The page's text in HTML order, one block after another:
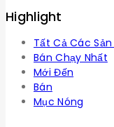
Highlight
Tất Cả Các
Bán Chạy Nhất
Mới Đến
Bán
Mục Nóng